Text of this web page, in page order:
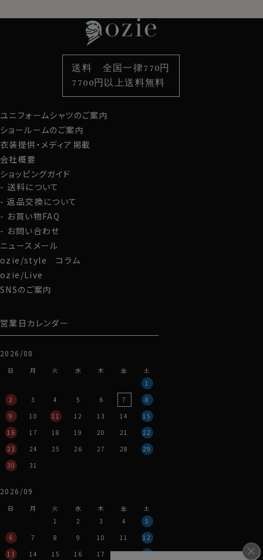
袖・カフス型から選ぶ
色から選ぶ
柄から選ぶ
スタイルから選ぶ
カジュアルシャツ
定番シャツ
カフスボタン
サスペンダー
財布・名刺入れ
バッグ
ストール・マフラー
グローブ
ユニフォームシャツのご案内
ショールームのご案内
衣装提供・メディア掲載
会社概要
ショッピングガイド
送料について
返品交換について
お買い物FAQ
お問い合わせ
ニュースメール
ozie/style コラム
ozie/Live
SNSのご案内
営業日カレンダー
2026/08
日 月 火 水 木 金
土
1
2
3 4 5 6 7
8
9
10 11 12 13 14
15
16
17 18 19 20 21
22
23
24 25 26 27 28
29
30
31
2026/09
日 月 火 水 木 金
土
1
2 3 4
5
6
7 8 9 10 11
12
13
14 15 16 17 18 19
送料 全国一律770円
7700円以上送料無料